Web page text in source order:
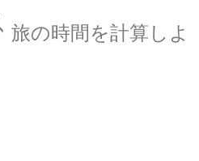
旅の時間を計算しよ